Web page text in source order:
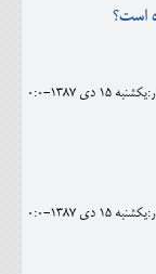
است؟
15 دی 1387-0:0
15 دی 1387-0:0